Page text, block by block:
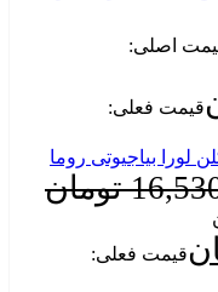
اصلی:
قیمت فعلی:
لورا بیاجیوتی روما
تومان
قیمت فعلی: